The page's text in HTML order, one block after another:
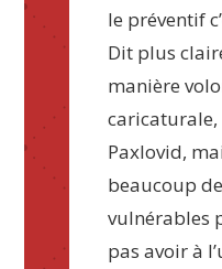
le préventif
Dit plus
manière
Paxlovid,
beaucoup
vulnérables
pas avoir à